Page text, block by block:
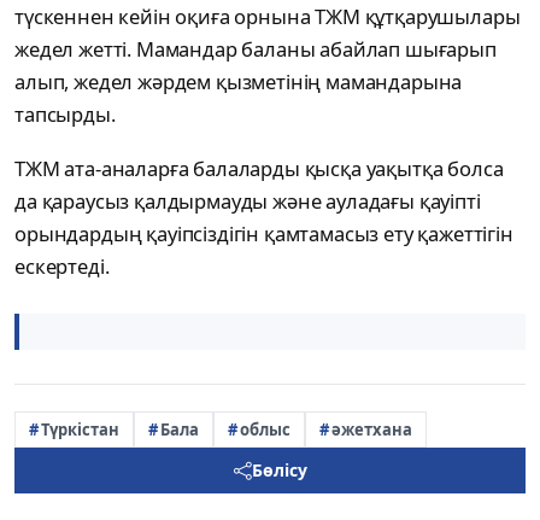
түскеннен кейін оқиға орнына ТЖМ құтқарушылары
жедел жетті. Мамандар баланы абайлап шығарып
алып, жедел жәрдем қызметінің мамандарына
тапсырды.
ТЖМ ата-аналарға балаларды қысқа уақытқа болса
да қараусыз қалдырмауды және ауладағы қауіпті
орындардың қауіпсіздігін қамтамасыз ету қажеттігін
ескертеді.
Түркістан Бала облыс әжетхана
Бөлісу